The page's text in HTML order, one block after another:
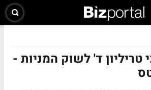
טריליון ד' לשוק המניות -